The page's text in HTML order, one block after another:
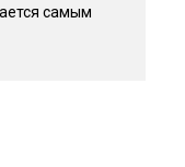
самым